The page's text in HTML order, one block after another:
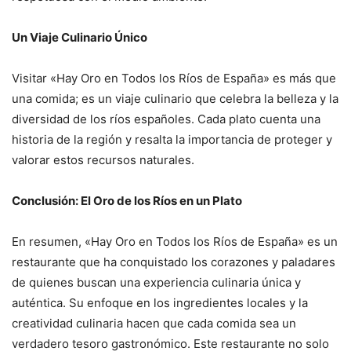
Un Viaje Culinario Único
Visitar «Hay Oro en Todos los Ríos de España» es más que
una comida; es un viaje culinario que celebra la belleza y la
diversidad de los ríos españoles. Cada plato cuenta una
historia de la región y resalta la importancia de proteger y
valorar estos recursos naturales.
Conclusión: El Oro de los Ríos en un Plato
En resumen, «Hay Oro en Todos los Ríos de España» es un
restaurante que ha conquistado los corazones y paladares
de quienes buscan una experiencia culinaria única y
auténtica. Su enfoque en los ingredientes locales y la
creatividad culinaria hacen que cada comida sea un
verdadero tesoro gastronómico. Este restaurante no solo